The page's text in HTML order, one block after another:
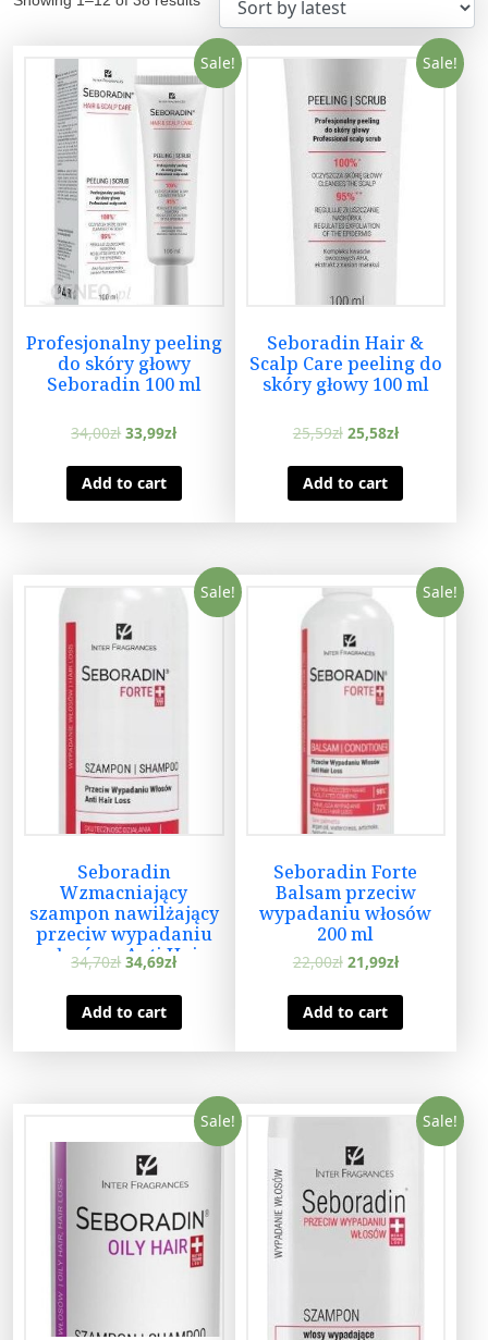
Sale!
Profesjonalny peeling
do skóry głowy
Seboradin 100 ml
34,00zł 33,99zł
Add to cart
Sale!
Seboradin Hair &
Scalp Care peeling do
skóry głowy 100 ml
25,59zł 25,58zł
Add to cart
Sale!
Seboradin
Wzmacniający
szampon nawilżający
przeciw wypadaniu
włosów – Anti Hair
Loss Szampon 200 ml
34,70zł 34,69zł
Add to cart
Sale!
Seboradin Forte
Balsam przeciw
wypadaniu włosów
200 ml
22,00zł 21,99zł
Add to cart
Sale! Sale!